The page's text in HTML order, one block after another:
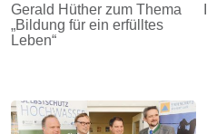
Alltagsgeschichten
Energie
Gerald Hüther zum Thema
„Bildung für ein erfülltes
Leben“